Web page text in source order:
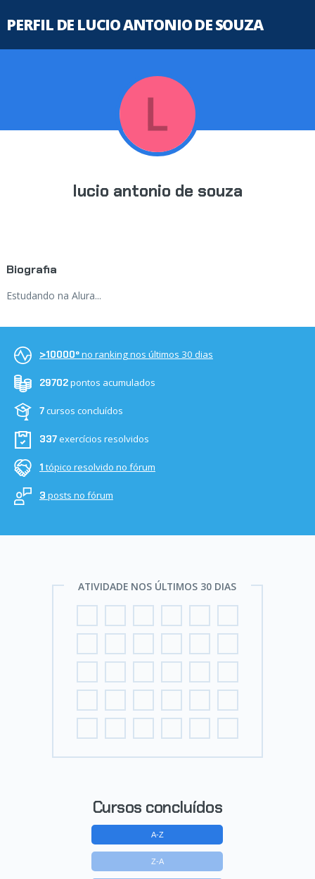
PERFIL DE LUCIO ANTONIO DE SOUZA
lucio antonio de souza
Biografia
Estudando na Alura...
>10000ºno ranking nos últimos 30 dias
29702pontos acumulados
7cursos concluídos
337exercícios resolvidos
1 tópico resolvido no fórum
3 posts no fórum
ATIVIDADE NOS ÚLTIMOS 30 DIAS
Cursos concluídos
A-Z
Z-A